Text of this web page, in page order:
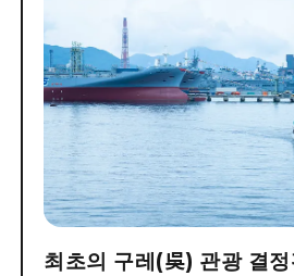
최초의 구레(吳) 관광 결